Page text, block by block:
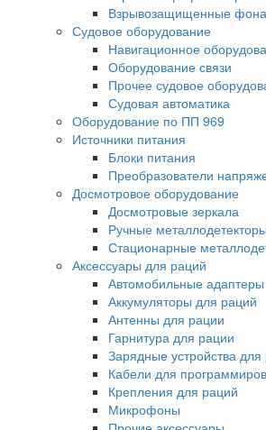
Взрывозащищенные
Судовое оборудование
Навигационное
Оборудование связи
Прочее судовое
Судовая автоматика
Оборудование по ПП 969
Источники питания
Блоки питания
Преобразователи
Досмотровое оборудование
Досмотровые зеркала
Ручные металлодетекторы
Стационарные
Аксессуары для раций
Автомобильные адаптеры
Аккумуляторы для раций
Антенны для рации
Гарнитура для рации
Зарядные устройства для
Кабели для
Крепления для раций
Микрофоны